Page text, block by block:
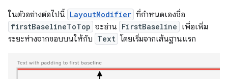
ในตัวอย่างต่อไปนี้ LayoutModifier ที่กำหนดเองชื่อ
firstBaselineToTop จะอ่าน FirstBaseline เพื่อเพิ่ม
ระยะห่างจากขอบบนให้กับ Text โดยเริ่มจากเส้นฐานแรก